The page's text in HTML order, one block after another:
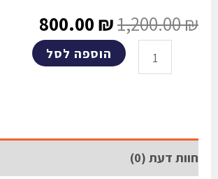
1,200.00₪
800.00₪
הוספה לסל
חוות דעת (0)